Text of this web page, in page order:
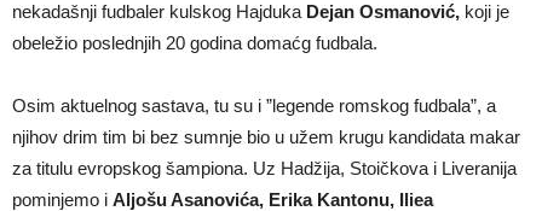
nekadašnji fudbaler kulskog Hajduka Dejan Osmanović, koji je
obeležio poslednjih 20 godina domaćg fudbala.
Osim aktuelnog sastava, tu su i ”legende romskog fudbala”, a
njihov drim tim bi bez sumnje bio u užem krugu kandidata makar
za titulu evropskog šampiona. Uz Hadžija, Stoičkova i Liveranija
pominjemo i Aljošu Asanovića, Erika Kantonu, Iliea